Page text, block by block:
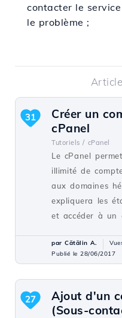
contacter le
le problème ;
Créer un
cPanel
Tutoriels / cPanel
Le cPanel
illimité de
aux domaines
expliquera les
et accéder à un
31
par Cătălin A.
Publié le 28/06/2017
Ajout d'un
(Sous-
27